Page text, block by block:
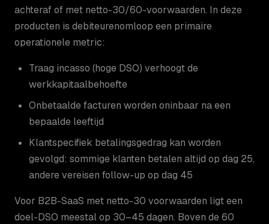
achteraf of met netto-30/60-voorwaarden. In deze
producten is debiteurenomloop een primaire
operationele metric:
Traag incasso (hoge DSO) verhoogt de
werkkapitaalbehoefte
Onbetaalde facturen worden oninbaar na een
bepaalde leeftijd
Klantspecifiek betalingsgedrag kan worden
gevolgd: sommige klanten betalen altijd op dag 25,
andere vereisen follow-up op dag 45
Voor B2B-SaaS met netto-30 voorwaarden ligt een
doel-DSO meestal op 30–45 dagen. Boven de 60